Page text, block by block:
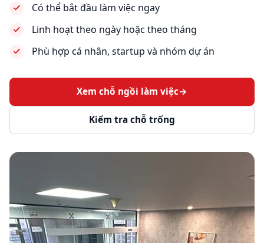
Có thể bắt đầu làm việc ngay
Linh hoạt theo ngày hoặc theo tháng
Phù hợp cá nhân, startup và nhóm dự án
Xem chỗ ngồi làm việc→
Kiểm tra chỗ trống